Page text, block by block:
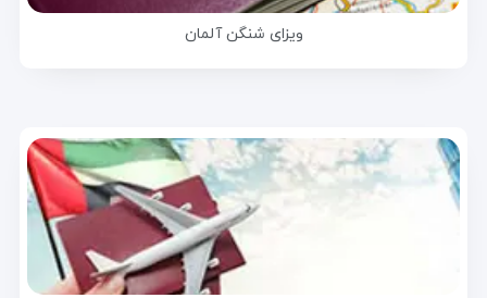
ویزای شنگن آلمان